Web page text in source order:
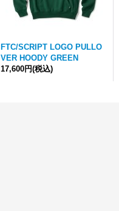
FTC/SCRIPT LOGO PULLO
VER HOODY GREEN
17,600円(税込)